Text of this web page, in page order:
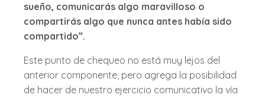
sueño, comunicarás algo maravilloso o
compartirás algo que nunca antes había sido
compartido”.
Este punto de chequeo no está muy lejos del
anterior componente, pero agrega la posibilidad
de hacer de nuestro ejercicio comunicativo la vía